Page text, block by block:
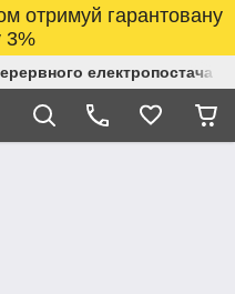
отримуй гарантовану
3%